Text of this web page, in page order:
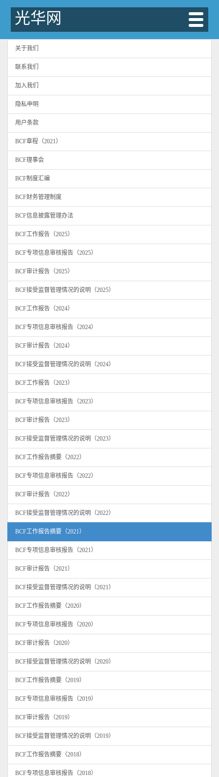
光华网
关于我们
联系我们
加入我们
隐私申明
用户条款
BCF章程（2021）
BCF理事会
BCF制度汇编
BCF财务管理制度
BCF信息披露管理办法
BCF工作报告（2025）
BCF专项信息审核报告（2025）
BCF审计报告（2025）
BCF接受监督管理情况的说明（2025）
BCF工作报告（2024）
BCF专项信息审核报告（2024）
BCF审计报告（2024）
BCF接受监督管理情况的说明（2024）
BCF工作报告（2023）
BCF专项信息审核报告（2023）
BCF审计报告（2023）
BCF接受监督管理情况的说明（2023）
BCF工作报告摘要（2022）
BCF专项信息审核报告（2022）
BCF审计报告（2022）
BCF接受监督管理情况的说明（2022）
BCF工作报告摘要（2021）
BCF专项信息审核报告（2021）
BCF审计报告（2021）
BCF接受监督管理情况的说明（2021）
BCF工作报告摘要（2020）
BCF专项信息审核报告（2020）
BCF审计报告（2020）
BCF接受监督管理情况的说明（2020）
BCF工作报告摘要（2019）
BCF专项信息审核报告（2019）
BCF审计报告（2019）
BCF接受监督管理情况的说明（2019）
BCF工作报告摘要（2018）
BCF专项信息审核报告（2018）